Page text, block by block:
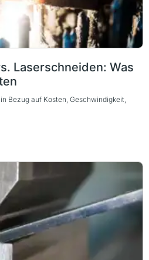
Laserschneiden: Was
Bezug auf Kosten, Geschwindigkeit,